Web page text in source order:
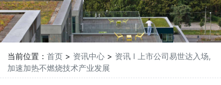
当前位置： 首页 > 资讯中心 > 资讯 l 上市公司易世达入场,
加速加热不燃烧技术产业发展​